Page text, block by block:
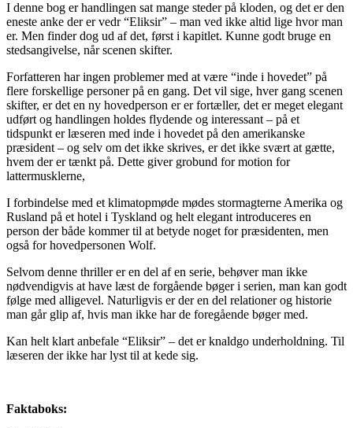
I denne bog er handlingen sat mange steder på kloden, og det er den
eneste anke der er vedr “Eliksir” – man ved ikke altid lige hvor man
er. Men finder dog ud af det, først i kapitlet. Kunne godt bruge en
stedsangivelse, når scenen skifter.
Forfatteren har ingen problemer med at være “inde i hovedet” på
flere forskellige personer på en gang. Det vil sige, hver gang scenen
skifter, er det en ny hovedperson er er fortæller, det er meget elegant
udført og handlingen holdes flydende og interessant – på et
tidspunkt er læseren med inde i hovedet på den amerikanske
præsident – og selv om det ikke skrives, er det ikke svært at gætte,
hvem der er tænkt på. Dette giver grobund for motion for
lattermusklerne,
I forbindelse med et klimatopmøde mødes stormagterne Amerika og
Rusland på et hotel i Tyskland og helt elegant introduceres en
person der både kommer til at betyde noget for præsidenten, men
også for hovedpersonen Wolf.
Selvom denne thriller er en del af en serie, behøver man ikke
nødvendigvis at have læst de forgående bøger i serien, man kan godt
følge med alligevel. Naturligvis er der en del relationer og historie
man går glip af, hvis man ikke har de foregående bøger med.
Kan helt klart anbefale “Eliksir” – det er knaldgo underholdning. Til
læseren der ikke har lyst til at kede sig.
Faktaboks: